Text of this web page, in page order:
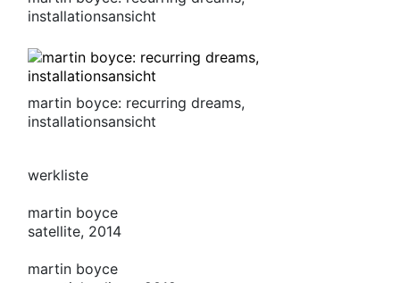
installationsansicht
martin boyce: recurring dreams,
installationsansicht
werkliste
martin boyce
satellite, 2014
martin boyce